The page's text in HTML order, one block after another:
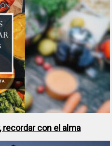
recordar con el alma